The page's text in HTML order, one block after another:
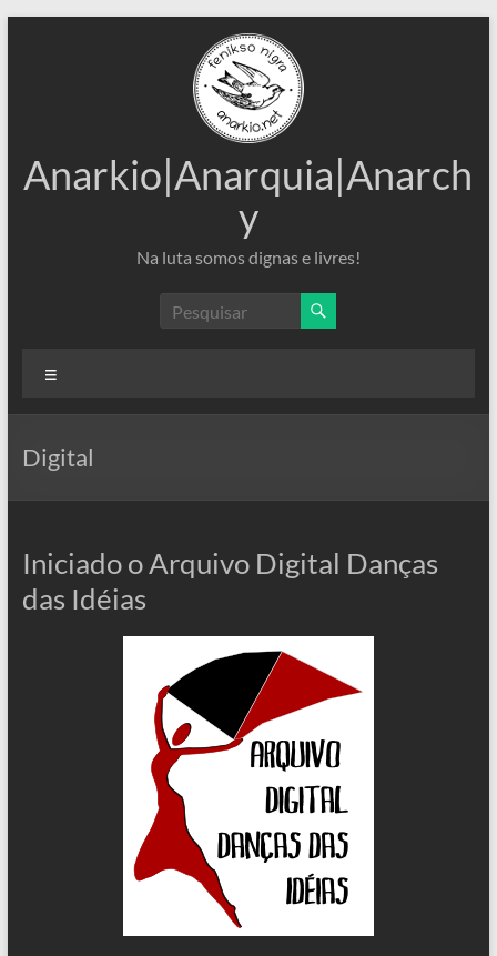
Anarkio|Anarquia|Anarch
y
Na luta somos dignas e livres!
Digital
Iniciado o Arquivo Digital Danças
das Idéias